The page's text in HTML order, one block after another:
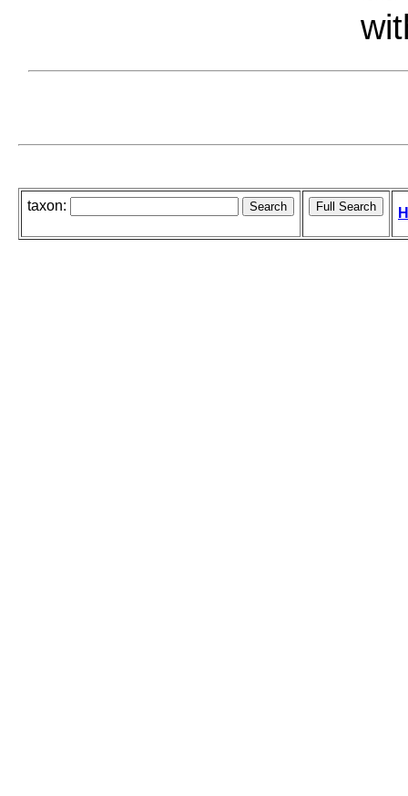
taxon: